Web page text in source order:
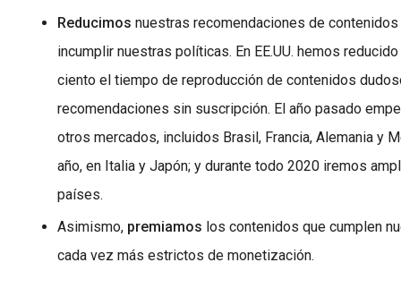
Reducimos nuestras recomendaciones de
incumplir nuestras políticas. En EE.UU. hemos
ciento el tiempo de reproducción de contenidos
recomendaciones sin suscripción. El año pasado
otros mercados, incluidos Brasil, Francia, Alemania y
año, en Italia y Japón; y durante todo 2020 iremos
países.
Asimismo, premiamos los contenidos que cumplen
cada vez más estrictos de monetización.